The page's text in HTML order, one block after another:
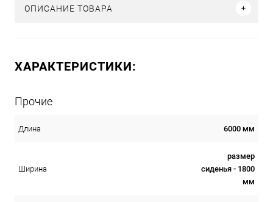
ОПИСАНИЕ ТОВАРА
ХАРАКТЕРИСТИКИ:
Прочие
Длина 6000 мм
Ширина
размер
сиденья - 1800
мм